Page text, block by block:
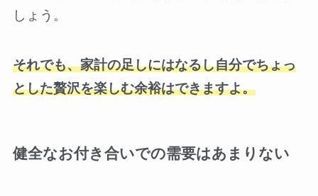
しょう。
それでも、家計の足しにはなるし自分でちょっ
とした贅沢を楽しむ余裕はできますよ。
健全なお付き合いでの需要はあまりない